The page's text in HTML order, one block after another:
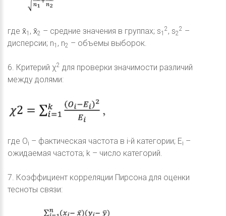
где x̄1 , x̄2 – средние значения в группах; s1
2, s2
2 –
дисперсии; n1 , n2 – объемы выборок.
6. Критерий χ2 для проверки значимости различий
между долями:
где Oi – фактическая частота в i-й категории; Ei –
ожидаемая частота; k – число категорий.
7. Коэффициент корреляции Пирсона для оценки
тесноты связи: